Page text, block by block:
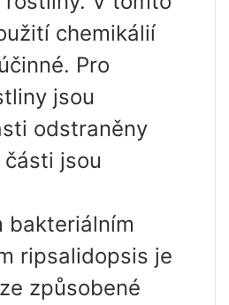
chemikálií
Pro
jsou
odstraněny
jsou
bakteriálním
ripsalidopsis je
způsobené